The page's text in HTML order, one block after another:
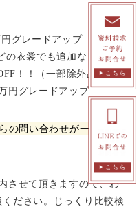
グレードアップ
衣裳でも追加なし！）
！！（一部除外品あり）
円グレードアップ
の問い合わせが一番オト
させて頂きますので、わ
ださい。じっくり比較検